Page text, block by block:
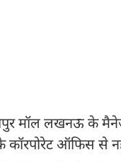
मॉल लखनऊ के
कॉरपोरेट ऑफिस से